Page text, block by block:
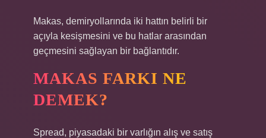
Makas, demiryollarında iki hattın belirli bir
açıyla kesişmesini ve bu hatlar arasından
geçmesini sağlayan bir bağlantıdır.
MAKAS FARKI NE
DEMEK?
Spread, piyasadaki bir varlığın alış ve satış